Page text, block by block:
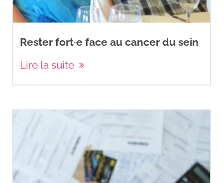
Rester fort·e face au cancer du sein
Lire la suite